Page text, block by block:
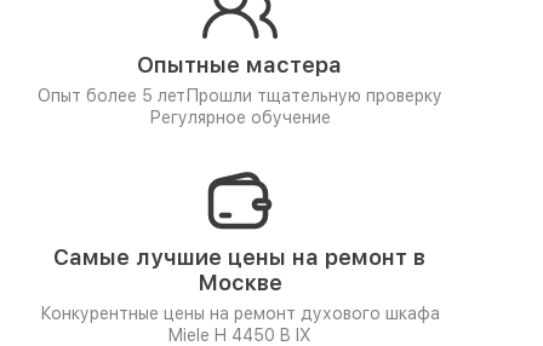
Опытные мастера
Опыт более 5 лет Прошли тщательную проверку
Регулярное обучение
Самые лучшие цены на ремонт в
Москве
Конкурентные цены на ремонт духового шкафа
Miele H 4450 B IX